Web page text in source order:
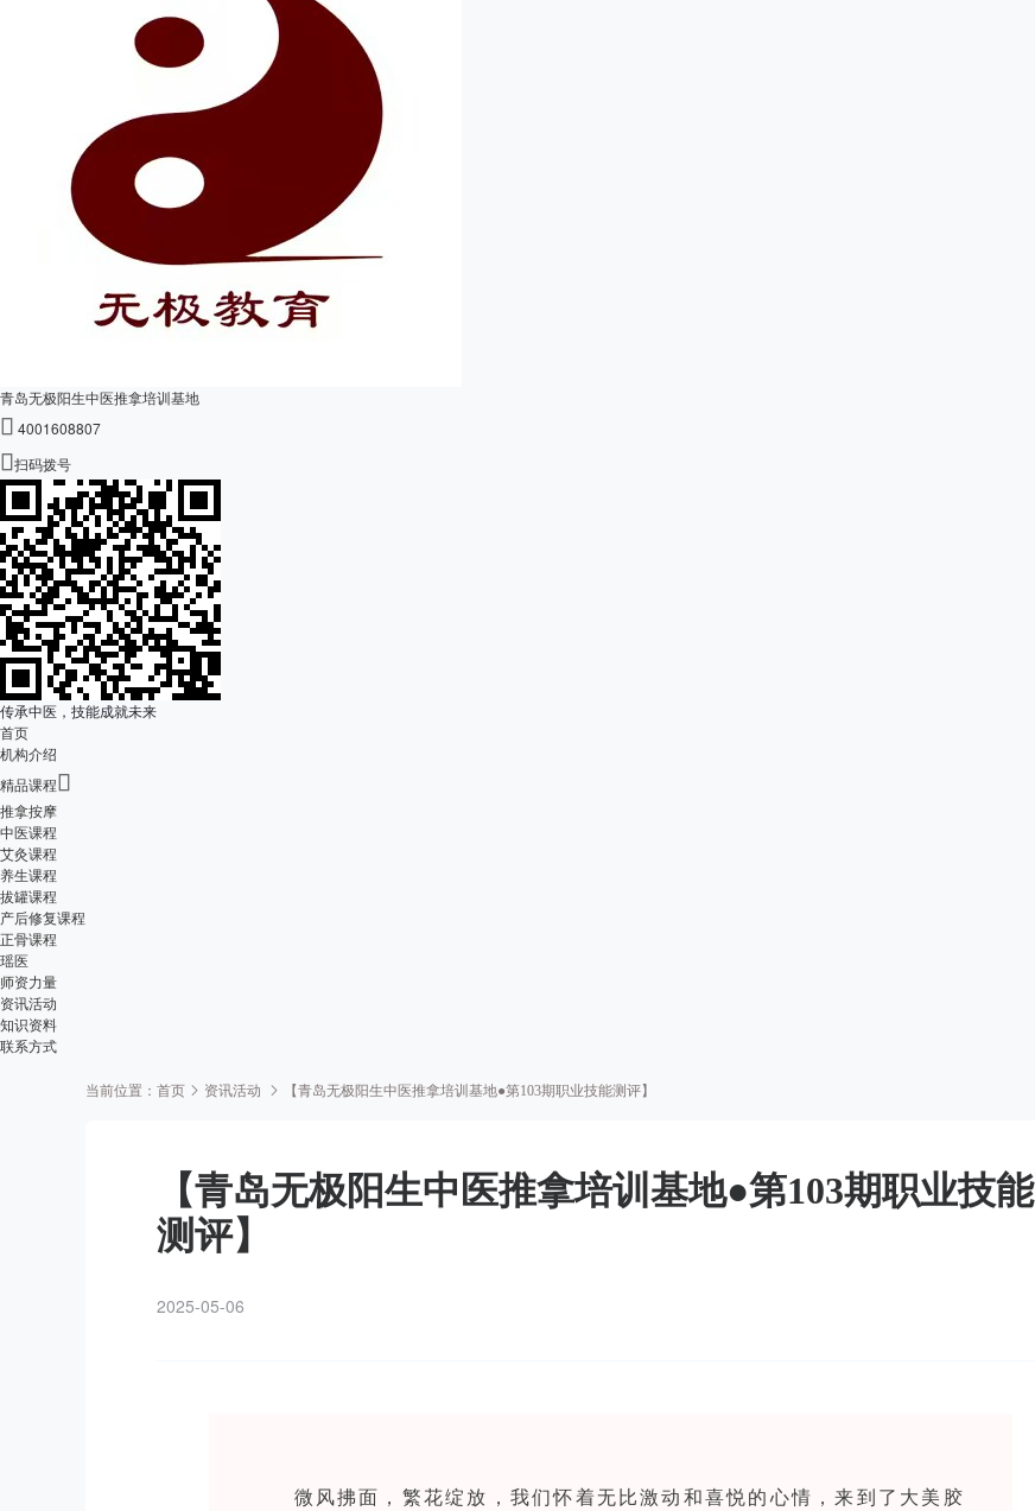
青岛无极阳生中医推拿培训基地
 4001608807
扫码拨号
传承中医，技能成就未来
首页
机构介绍
精品课程
推拿按摩
中医课程
艾灸课程
养生课程
拔罐课程
产后修复课程
正骨课程
瑶医
师资力量
资讯活动
知识资料
联系方式
当前位置： 首页 资讯活动 【青岛无极阳生中医推拿培训基地●第103期职业技能测评】
【青岛无极阳生中医推拿培训基地●第103期职业技能
测评】
2025-05-06
微风拂面，繁花绽放，我们怀着无比激动和喜悦的心情，来到了大美胶